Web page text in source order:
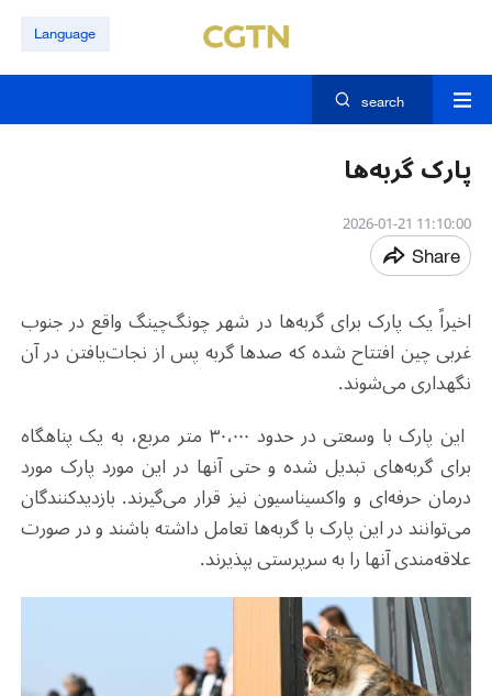
Language
search
پارک گربه‌ها
11:10:00 2026-01-21
Share
اخیراً یک پارک برای گربه‌ها در شهر چونگ‌چینگ واقع در جنوب
غربی چین افتتاح شده که صدها گربه پس از نجات‌یافتن در آن
نگهداری می‌شوند.
این پارک با وسعتی در حدود ۳۰،۰۰۰ متر مربع، به یک پناهگاه
برای گربه‌های تبدیل شده و حتی آنها در این مورد پارک مورد
درمان حرفه‌ای و واکسیناسیون نیز قرار می‌گیرند. بازدیدکنندگان
می‌توانند در این پارک با گربه‌ها تعامل داشته باشند و در صورت
علاقه‌مندی آنها را به سرپرستی بپذیرند.